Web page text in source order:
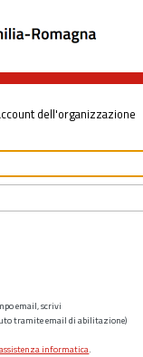
dell'organizzazione
email, scrivi
tramite email di abilitazione)
assistenza informatica.